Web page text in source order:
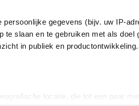
persoonlijke gegevens (bijv. uw IP-
te slaan en te gebruiken met als
in publiek en
locatie, die tot een paar